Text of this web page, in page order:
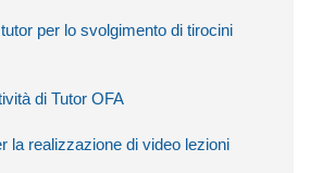
per lo svolgimento di tirocini
di Tutor OFA
la realizzazione di video lezioni